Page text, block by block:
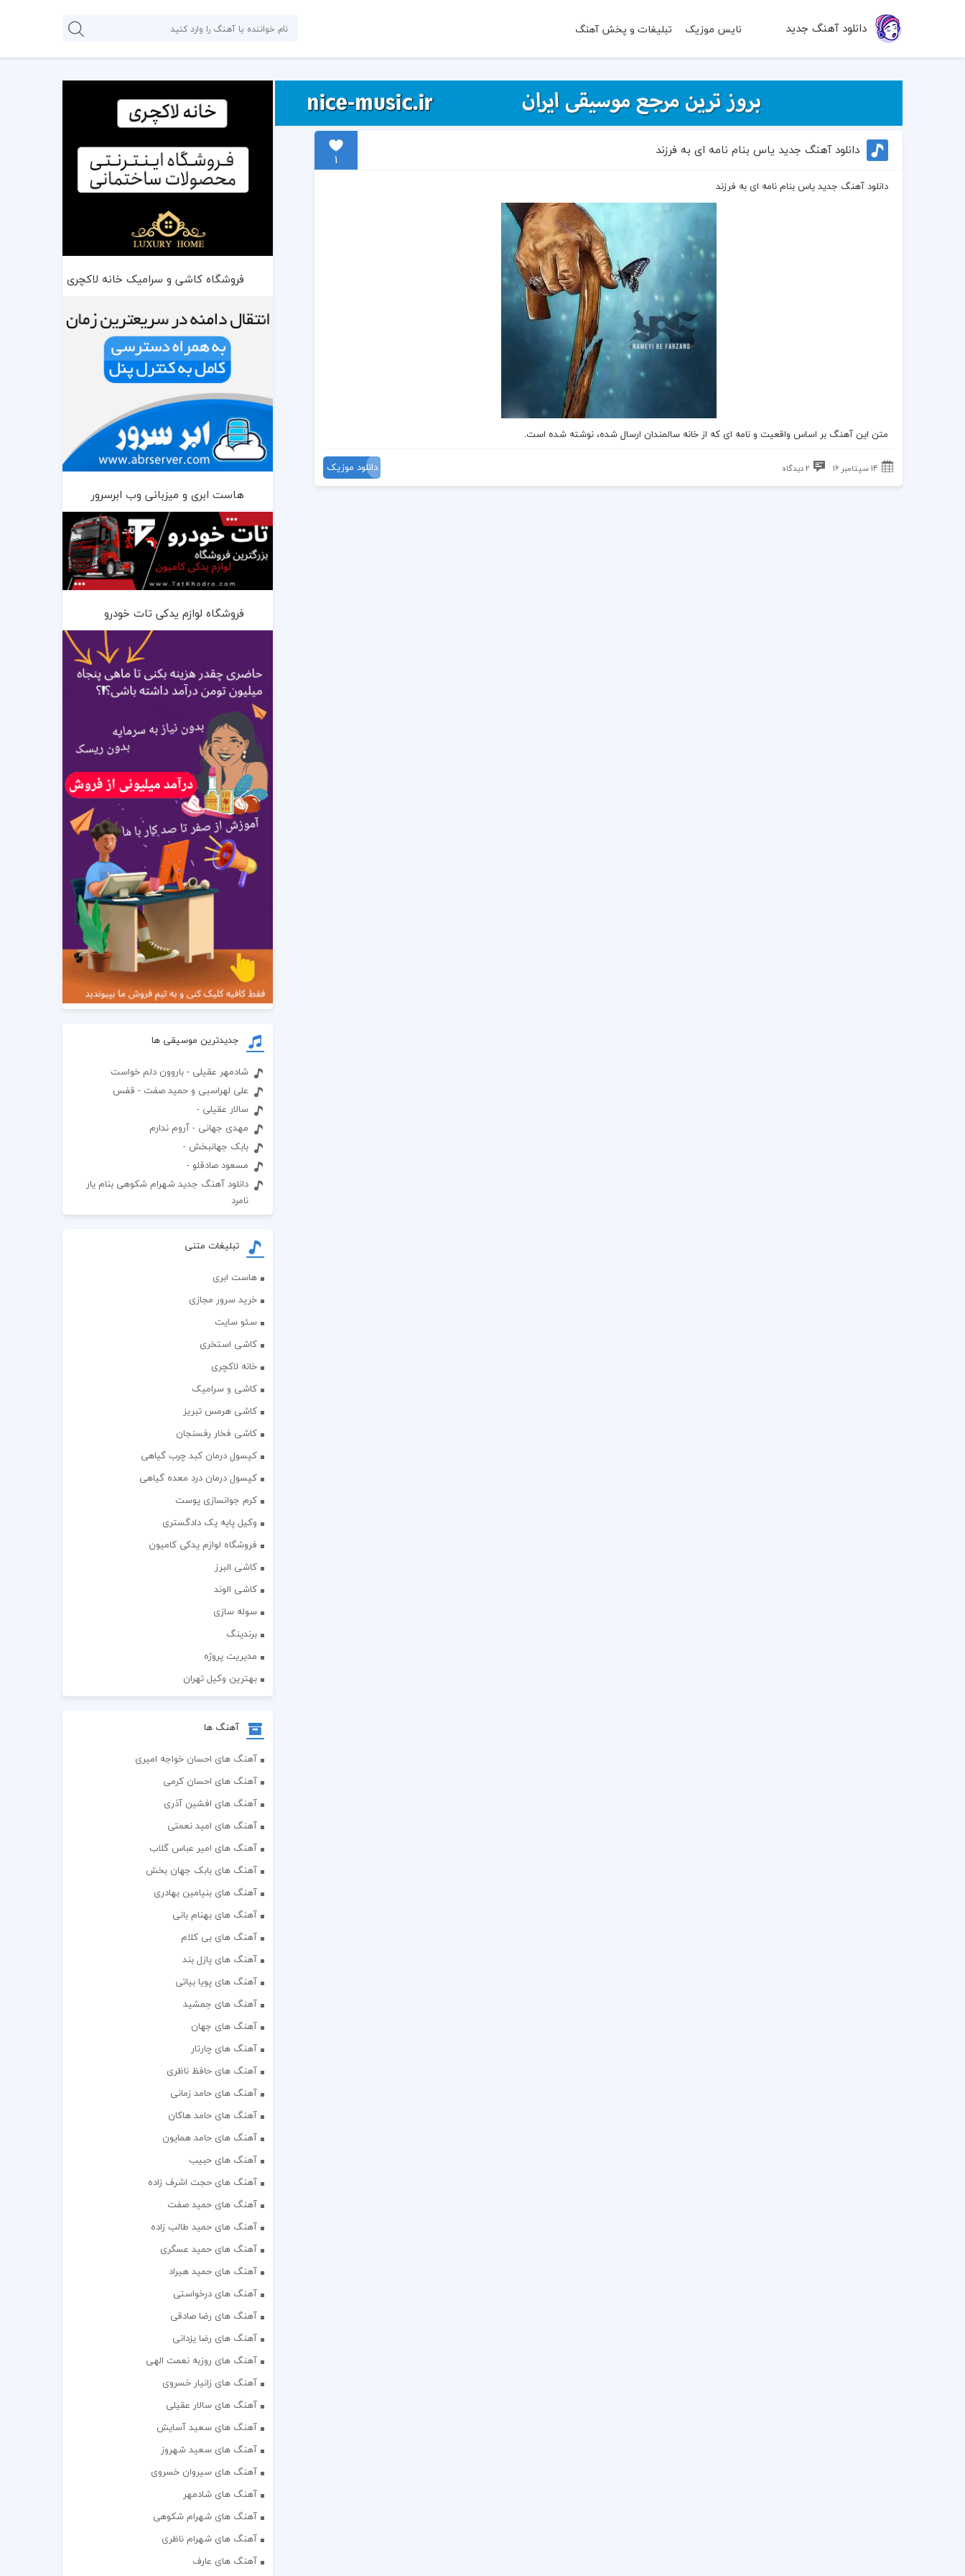
دانلود آهنگ جدید نایس موزیک تبلیغات و پخش آهنگ
دانلود آهنگ جدید یاس بنام نامه ای به فرزند
1
دانلود آهنگ جدید یاس بنام نامه ای به فرزند
متن این آهنگ بر اساس واقعیت و نامه ای که از خانه سالمندان ارسال شده، نوشته شده است.
14 سپتامبر 16 2 دیدگاه دانلود موزیک
فروشگاه کاشی و سرامیک خانه لاکچری
هاست ابری و میزبانی وب ابرسرور
فروشگاه لوازم یدکی تات خودرو
جدیدترین موسیقی ها
شادمهر عقیلی - باروون دلم خواست
علی لهراسبی و حمید صفت - قفس
سالار عقیلی -
مهدی جهانی - آروم ندارم
بابک جهانبخش -
مسعود صادقلو -
دانلود آهنگ جدید شهرام شکوهی بنام یار
نامرد
تبلیغات متنی
هاست ابری
خرید سرور مجازی
سئو سایت
کاشی استخری
خانه لاکچری
کاشی و سرامیک
کاشی هرمس تبریز
کاشی فخار رفسنجان
کپسول درمان کبد چرب گیاهی
کپسول درمان درد معده گیاهی
کرم جوانسازی پوست
وکیل پایه یک دادگستری
فروشگاه لوازم یدکی کامیون
کاشی البرز
کاشی الوند
سوله سازی
برندینگ
مدیریت پروژه
بهترین وکیل تهران
آهنگ ها
آهنگ های احسان خواجه امیری
آهنگ های احسان کرمی
آهنگ های افشین آذری
آهنگ های امید نعمتی
آهنگ های امیر عباس گلاب
آهنگ های بابک جهان بخش
آهنگ های بنیامین بهادری
آهنگ های بهنام بانی
آهنگ های بی کلام
آهنگ های پازل بند
آهنگ های پویا بیاتی
آهنگ های جمشید
آهنگ های جهان
آهنگ های چارتار
آهنگ های حافظ ناظری
آهنگ های حامد زمانی
آهنگ های حامد هاکان
آهنگ های حامد همایون
آهنگ های حبیب
آهنگ های حجت اشرف زاده
آهنگ های حمید صفت
آهنگ های حمید طالب زاده
آهنگ های حمید عسگری
آهنگ های حمید هیراد
آهنگ های درخواستی
آهنگ های رضا صادقی
آهنگ های رضا یزدانی
آهنگ های روزبه نعمت الهی
آهنگ های زانیار خسروی
آهنگ های سالار عقیلی
آهنگ های سعید آسایش
آهنگ های سعید شهروز
آهنگ های سیروان خسروی
آهنگ های شادمهر
آهنگ های شهرام شکوهی
آهنگ های شهرام ناظری
آهنگ های عارف